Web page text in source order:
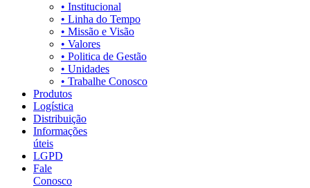
• Institucional
• Linha do Tempo
• Missão e Visão
• Valores
• Politica de Gestão
• Unidades
• Trabalhe Conosco
Produtos
Logística
Distribuição
Informações
úteis
LGPD
Fale
Conosco